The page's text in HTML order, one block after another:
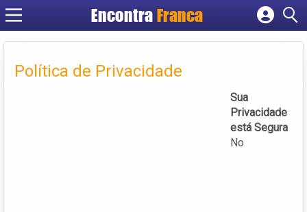
Encontra Franca
Cadastrar empresa
Criar conta
Política de Privacidade
Sua
Privacidade
está Segura
No